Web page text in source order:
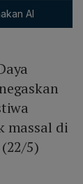
AI
massal di
5)